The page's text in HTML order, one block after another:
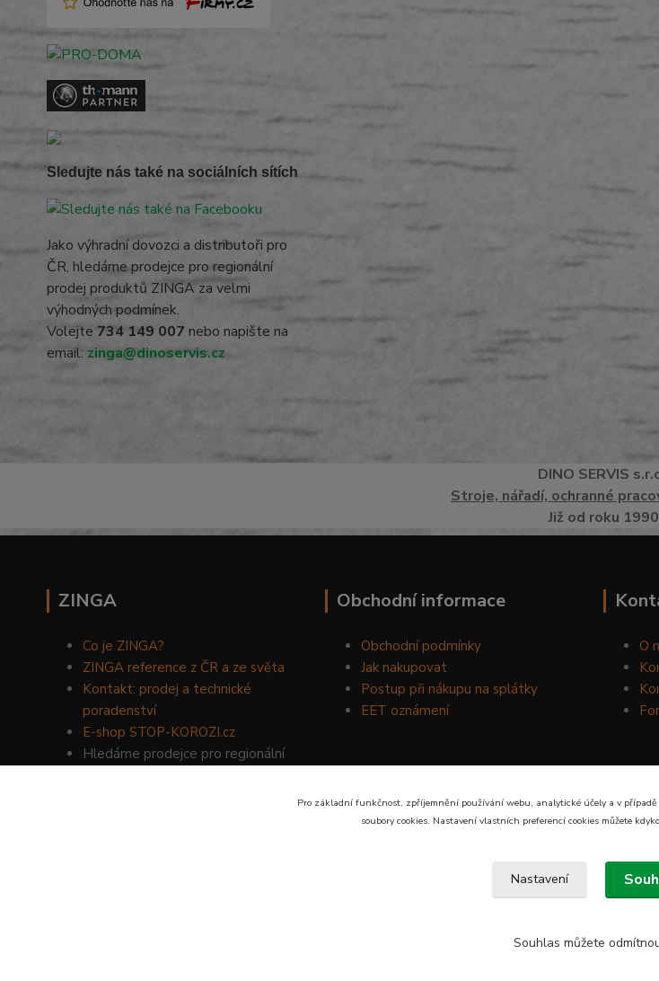
Sledujte nás také na sociálních sítích
Jako výhradní dovozci a distributoři pro
ČR, hledáme prodejce pro regionální
prodej produktů ZINGA za velmi
výhodných podmínek.
Volejte 734 149 007 nebo napište na
email: zinga@dinoservis.cz
DINO SERVIS
Stroje, nářadí, ochranné
Již od roku 1990
ZINGA
Co je ZINGA?
ZINGA reference z ČR a ze světa
Kontakt: prodej a technické
poradenství
E-shop STOP-KOROZI.cz
Hledáme prodejce pro regionální
Obchodní informace
Obchodní podmínky
Jak nakupovat
Postup při nákupu na splátky
EET oznámení
O
Pro základní funkčnost, zpříjemnění používání webu, analytické účely a v
soubory cookies. Nastavení vlastních preferencí cookies můžete
Nastavení
Souhlas můžete